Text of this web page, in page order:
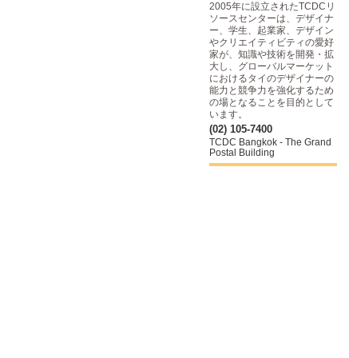
2005年に設立されたTCDCリ
ソースセンターは、デザイナ
ー、学生、起業家、デザイン
やクリエイティビティの愛好
家が、知識や技術を開発・拡
大し、グローバルマーケット
におけるタイのデザイナーの
能力と競争力を強化するため
の場となることを目的として
います。
(02) 105-7400
TCDC Bangkok - The Grand
Postal Building